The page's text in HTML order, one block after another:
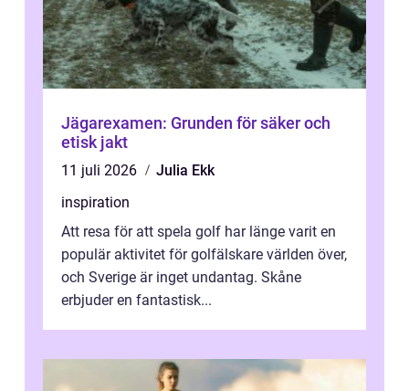
Jägarexamen: Grunden för säker och
etisk jakt
11 juli 2026
Julia Ekk
inspiration
Att resa för att spela golf har länge varit en
populär aktivitet för golfälskare världen över,
och Sverige är inget undantag. Skåne
erbjuder en fantastisk...